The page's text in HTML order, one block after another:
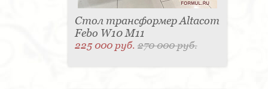
Стол трансформер Altacom
Febo W10 M11
225 000 руб.270 000 руб.